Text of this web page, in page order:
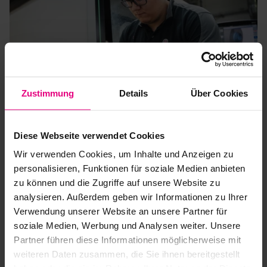
Zustimmung Details Über Cookies
Diese Webseite verwendet Cookies
Wir verwenden Cookies, um Inhalte und Anzeigen zu
personalisieren, Funktionen für soziale Medien anbieten
zu können und die Zugriffe auf unsere Website zu
analysieren. Außerdem geben wir Informationen zu Ihrer
Verwendung unserer Website an unsere Partner für
soziale Medien, Werbung und Analysen weiter. Unsere
Partner führen diese Informationen möglicherweise mit
weiteren Daten zusammen, die Sie ihnen bereitgestellt
Dein Praktikum.
In wenigen Minuten.
Du möchtest Theorie in Praxis verwandeln und wertvolle
Einblicke in ein internationales Technologieunternehmen
gewinnen? Bei Harmonic Drive SE bieten wir dir spannende
Praktika mit echten Aufgaben und persönlicher Betreuung. Über
unseren Partner praktikum.io kannst du dich unkompliziert und
schnell bewerben – ohne Anschreiben, ohne Umwege. Starte
jetzt deinen nächsten Karriereschritt und bewirb dich mit nur